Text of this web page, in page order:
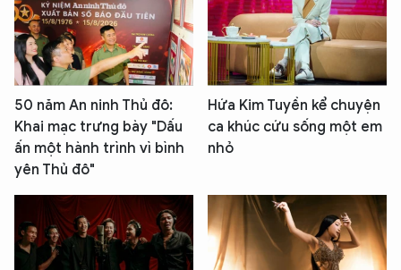
50 năm An ninh Thủ đô:
Khai mạc trưng bày "Dấu
ấn một hành trình vì bình
yên Thủ đô"
Hứa Kim Tuyền kể chuyện
ca khúc cứu sống một em
nhỏ